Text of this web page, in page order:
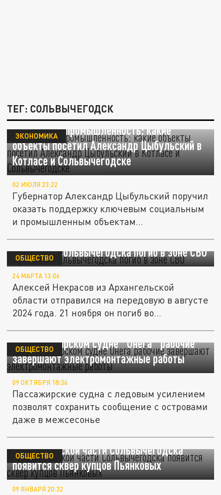
ТЕГ: СОЛЬВЫЧЕГОДСК
Соцсфера и промышленность: какие
объекты посетил Александр Цыбульский в
Котласе и Сольвычегодске
ЭКОНОМИКА
02 ИЮЛЯ 23:22
Губернатор Александр Цыбульский поручил
оказать поддержку ключевым социальным
и промышленным объектам...
Уроженец Сольвычегодска погиб в зоне СВО
ОБЩЕСТВО
24 МАРТА 13:06
Алексей Некрасов из Архангельской
области отправился на передовую в августе
2024 года. 21 ноября он погиб во...
На пассажирском судне "Онега" рабочие
завершают электромонтажные работы
ОБЩЕСТВО
09 ОКТЯБРЯ 18:36
Пассажирские судна с ледовым усилением
позволят сохранить сообщение с островами
даже в межсесонье
В исторической части Сольвычегодска
появится сквер купцов Пьянковых
ОБЩЕСТВО
09 ЯНВАРЯ 20:32